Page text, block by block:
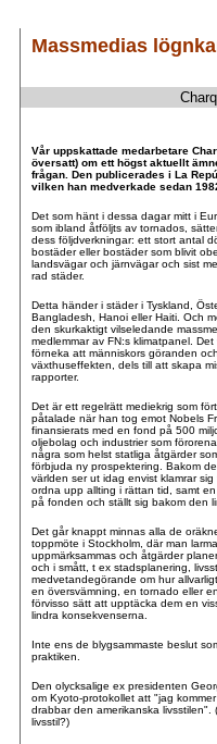
Massmedias
Vår uppskattade medarbetare
översatt) om ett högst aktuellt
frågan. Den publicerades i La
vilken han medverkade sedan
Det som hänt i dessa dagar mitt i
som ibland åtföljts av tornados,
dess följdverkningar: ett stort antal
bostäder eller bostäder som blivit
landsvägar och järnvägar och sist
rad städer.
Detta händer i städer i Tyskland,
Bangladesh, Hanoi eller Haiti. Och
den skurkaktigt vilseledande
medlemmar av FN:s klimatpanel.
förneka att människors göranden
växthuseffekten, dels till att skapa
rapporter.
Det är ett regelrätt mediekrig som
påtalade när han tog emot Nobels
finansierats med en fond på 500
oljebolag och industrier som
några som helst statliga åtgärder
förbjuda ny prospektering. Bakom
världen ser ut idag envist klamrar
ordna upp allting i rättan tid, samt
på fonden och ställt sig bakom den
Det går knappt minnas alla de
toppmöte i Stockholm, där man
uppmärksammas och åtgärder
och i smått, t ex stadsplanering,
medvetandegörande om hur
en översvämning, en tornado eller
förvisso sätt att upptäcka dem en
lindra konsekvenserna.
Inte ens de blygsammaste beslut
praktiken.
Den olycksalige ex presidenten
om Kyoto-protokollet att "jag
drabbar den amerikanska
livsstil?)